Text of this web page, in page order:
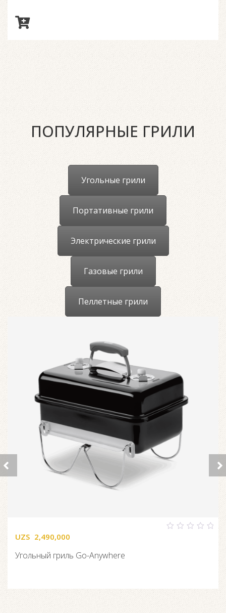
ПОПУЛЯРНЫЕ ГРИЛИ
Угольные грили
Портативные грили
Электрические грили
Газовые грили
Пеллетные грили
UZS 2,490,000
Угольный гриль Go-Anywhere